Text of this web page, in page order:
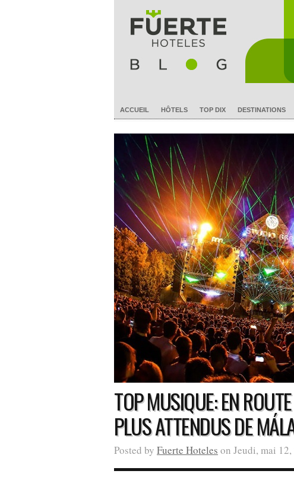
ACCUEIL HÔTELS TOP DIX DESTINATIONS
TOP MUSIQUE: EN
PLUS ATTENDUS DE
Posted by Fuerte Hoteles on Jeudi, mai 12,